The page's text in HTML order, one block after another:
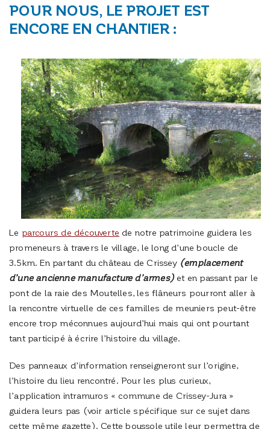
POUR NOUS, LE PROJET EST
ENCORE EN CHANTIER :
Le parcours de découverte de notre patrimoine guidera les
promeneurs à travers le village, le long d’une boucle de
3.5km. En partant du château de Crissey (emplacement
d’une ancienne manufacture d’armes) et en passant par le
pont de la raie des Moutelles, les flâneurs pourront aller à
la rencontre virtuelle de ces familles de meuniers peut-être
encore trop méconnues aujourd’hui mais qui ont pourtant
tant participé à écrire l’histoire du village.
Des panneaux d’information renseigneront sur l’origine,
l’histoire du lieu rencontré. Pour les plus curieux,
l’application intramuros « commune de Crissey-Jura »
guidera leurs pas (voir article spécifique sur ce sujet dans
cette même gazette). Cette boussole utile leur permettra de